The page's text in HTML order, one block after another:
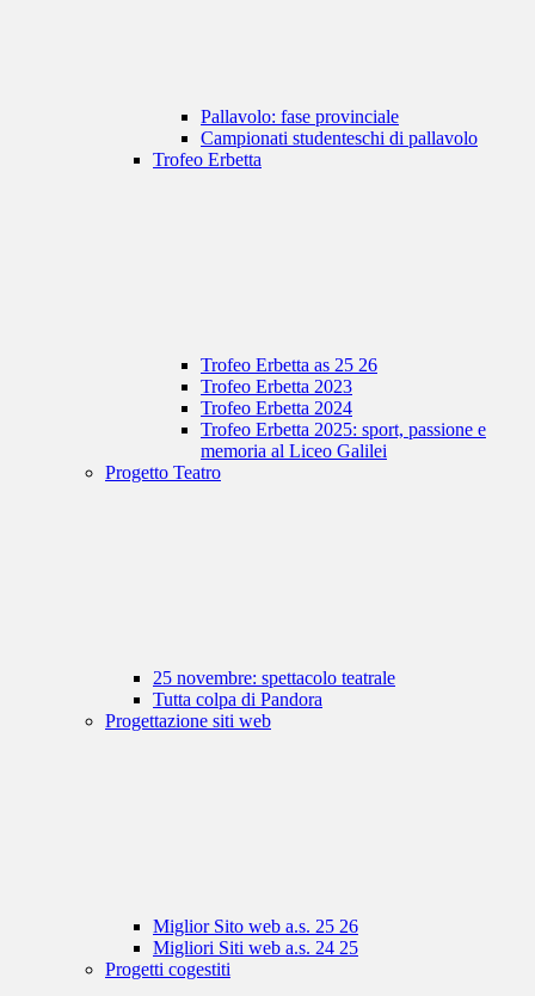
Pallavolo: fase provinciale
Campionati studenteschi di pallavolo
Trofeo Erbetta
Trofeo Erbetta as 25 26
Trofeo Erbetta 2023
Trofeo Erbetta 2024
Trofeo Erbetta 2025: sport, passione e
memoria al Liceo Galilei
Progetto Teatro
25 novembre: spettacolo teatrale
Tutta colpa di Pandora
Progettazione siti web
Miglior Sito web a.s. 25 26
Migliori Siti web a.s. 24 25
Progetti cogestiti